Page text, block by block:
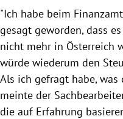
"Ich habe beim
gesagt geworden, dass
nicht mehr in Österreich
würde wiederum den
Als ich gefragt habe,
meinte der
die auf Erfahrung